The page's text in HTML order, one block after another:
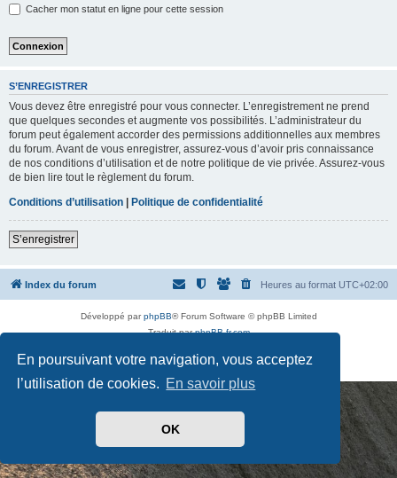
En poursuivant votre navigation, vous acceptez
l’utilisation de cookies. En savoir plus
OK
e
d
e
p
a
s
e
Cacher mon statut en ligne pour cette session
S’ENREGISTRER
Vous devez être enregistré pour vous connecter. L’enregistrement ne prend
que quelques secondes et augmente vos possibilités. L’administrateur du
forum peut également accorder des permissions additionnelles aux membres
du forum. Avant de vous enregistrer, assurez-vous d’avoir pris connaissance
de nos conditions d’utilisation et de notre politique de vie privée. Assurez-vous
de bien lire tout le règlement du forum.
Conditions d’utilisation | Politique de confidentialité
S’enregistrer
Index du forum Heures au format UTC+02:00
Développé parphpBB® Forum Software © phpBB Limited
Traduit parphpBB-fr.com
Confidentialité| Conditions